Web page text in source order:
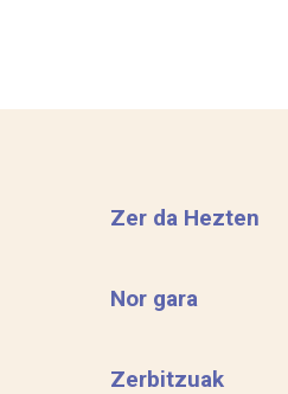
Zer da Hezten
Nor gara
Zerbitzuak